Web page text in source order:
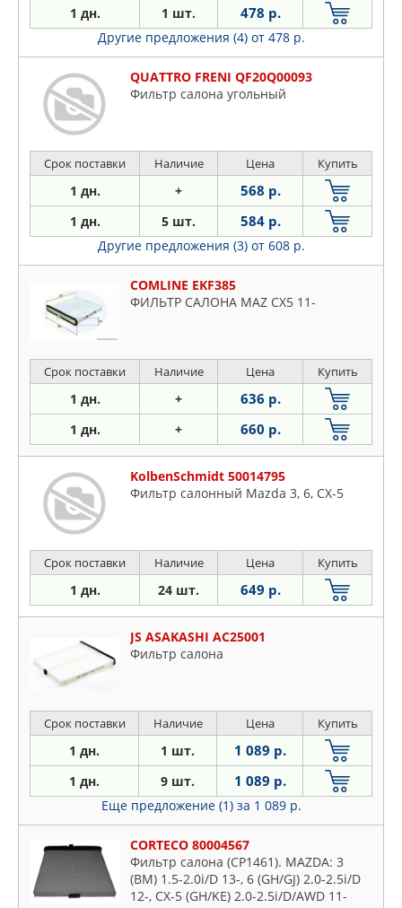
1 дн. 1 шт. 478 р.
Другие предложения (4) от 478 р.
QUATTRO FRENI QF20Q00093
Фильтр салона угольный
Срок поставки Наличие Цена Купить
1 дн. + 568 р.
1 дн. 5 шт. 584 р.
Другие предложения (3) от 608 р.
COMLINE EKF385
ФИЛЬТР САЛОНА MAZ CX5 11-
Срок поставки Наличие Цена Купить
1 дн. + 636 р.
1 дн. + 660 р.
KolbenSchmidt 50014795
Фильтр салонный Mazda 3, 6, CX-5
Срок поставки Наличие Цена Купить
1 дн. 24 шт. 649 р.
JS ASAKASHI AC25001
Фильтр салона
Срок поставки Наличие Цена Купить
1 дн. 1 шт. 1 089 р.
1 дн. 9 шт. 1 089 р.
Еще предложение (1) за 1 089 р.
CORTECO 80004567
Фильтр салона (CP1461). MAZDA: 3
(BM) 1.5-2.0i/D 13-, 6 (GH/GJ) 2.0-2.5i/D
12-, CX-5 (GH/KE) 2.0-2.5i/D/AWD 11-